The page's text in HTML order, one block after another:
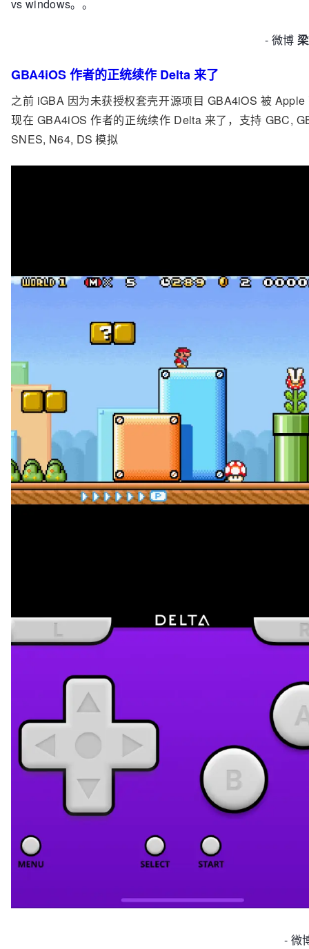
vs windows。。
- 微博
GBA4iOS 作者的正统续作 Delta 来了
之前 iGBA 因为未获授权套壳开源项目 GBA4iOS 被 Apple
现在 GBA4iOS 作者的正统续作 Delta 来了，支持 GBC,
SNES, N64, DS 模拟
- 微